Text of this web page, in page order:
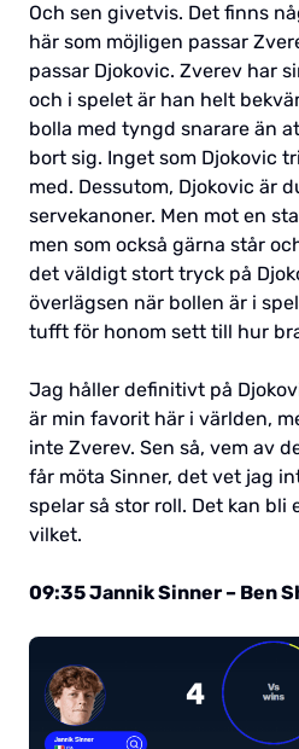
Och sen givetvis. Det finns
här som möjligen passar
passar Djokovic. Zverev har
och i spelet är han helt
bolla med tyngd snarare än
bort sig. Inget som Djokovic
med. Dessutom, Djokovic är
servekanoner. Men mot en
men som också gärna står
det väldigt stort tryck på
överlägsen när bollen är i
tufft för honom sett till hur
Jag håller definitivt på
är min favorit här i världen,
inte Zverev. Sen så, vem av
får möta Sinner, det vet jag
spelar så stor roll. Det kan bli
vilket.
09:35 Jannik Sinner – Ben